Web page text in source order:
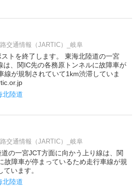
交通情報（JARTIC）_岐阜
トを終了します。 東海北陸道の一宮
は、関IC先の各務原トンネルに故障車が
線が規制されていて1km渋滞していま
北陸道
交通情報（JARTIC）_岐阜
の一宮JCT方面に向かう上り線は、関
故障車が停まっているため走行車線が規
います。
北陸道